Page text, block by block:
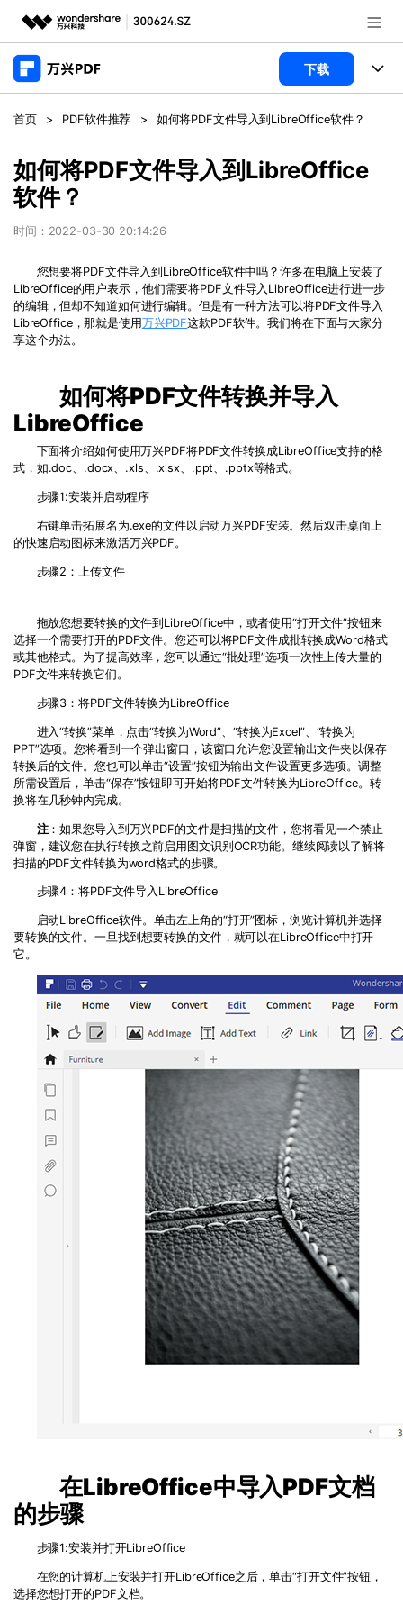
推荐产品
政企服务
新闻中心
关于万兴
帮助中心
下载
产品
桌面端
万兴PDF Windows版
万兴PDF Mac版
移动端
万兴PDF 安卓版
万兴PDF iOS版
PDF开发工具
万兴PDF SDK
申请试用
功能
PDF新功能
PDF编辑器
PDF合并工具
PDF转换器
PDF文件压缩
PDF批量工具
PDF提取页面
PDF文件创建
PDF注释
PDF OCR
商业合作
企业采购
经销商招募
产品支持
用户指南
产品信息
更新日志
下载中心
产品资讯
01.热门软件
02.转换PDF
查看更多 >
登录 立即购买
首页 > PDF软件推荐 > 如何将PDF文件导入到LibreOffice软件？
如何将PDF文件导入到LibreOffice
软件？
时间：2022-03-30 20:14:26
您想要将PDF文件导入到LibreOffice软件中吗？许多在电脑上安装了
LibreOffice的用户表示，他们需要将PDF文件导入 LibreOffice进行进一步
的编辑，但却不知道如何进行编辑。但是有一种方法可以将PDF文件导入
LibreOffice，那就是使用万兴PDF这款PDF软件。我们将在下面与大家分
享这个办法。
如何将PDF文件转换并导入
LibreOffice
下面将介绍如何使用万兴PDF将PDF文件转换成LibreOffice支持的格
式，如.doc、 .docx、 .xls、 .xlsx、 .ppt、 .pptx等格式。
步骤1:安装并启动程序
右键单击拓展名为.exe的文件以启动万兴PDF安装。然后双击桌面上
的快速启动图标来激活万兴PDF。
步骤2 ：上传文件
拖放您想要转换的文件到LibreOffice中，或者使用“打开文件”按钮来
选择一个需要打开的PDF文件。您还可以将PDF文件成批转换成Word格式
或其他格式。为了提高效率，您可以通过“批处理”选项一次性上传大量的
PDF文件来转换它们。
步骤3 ：将PDF文件转换为LibreOffice
进入“转换”菜单，点击“转换为Word” “转换为Excel”、 “转换为
PPT”选项。您将看到一个弹出窗口，该窗口允许您设置输出文件夹以保存
转换后的文件。您也可以单击“设置”按钮为输出文件设置更多选项。调整
所需设置后，单击“保存”按钮即可开始将PDF文件转换为LibreOffice。转
换将在几秒钟内完成。
注：如果您导入到万兴PDF的文件是扫描的文件，您将看见一个禁止
弹窗，建议您在执行转换之前启用图文识别OCR功能。继续阅读以了解将
扫描的PDF文件转换为word格式的步骤。
步骤4 ：将PDF文件导入 LibreOffice
启动LibreOffice软件。单击左上角的“打开”图标，浏览计算机并选择
要转换的文件。一旦找到想要转换的文件，就可以在LibreOffice中打开
它。
在LibreOffice中导入PDF文档
的步骤
步骤1:安装并打开LibreOffice
在您的计算机上安装并打开LibreOffice之后，单击“打开文件”按钮，
选择您想打开的PDF文档。